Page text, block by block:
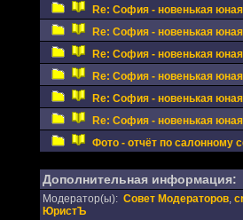
Re: София - новенькая
Re: София - новенькая
Re: София - новенькая
Re: София - новенькая
Re: София - новенькая
Re: София - новенькая
Фото - отчёт по салонному
Дополнительная информация:
Модератор(ы): Совет Модераторов,
ЮристЪ